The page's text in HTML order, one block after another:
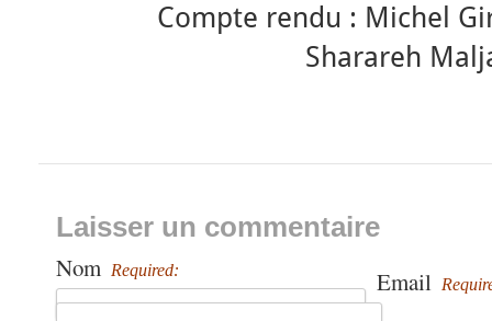
Compte rendu : Michel
Sharareh
Laisser un commentaire
Nom Required: Email